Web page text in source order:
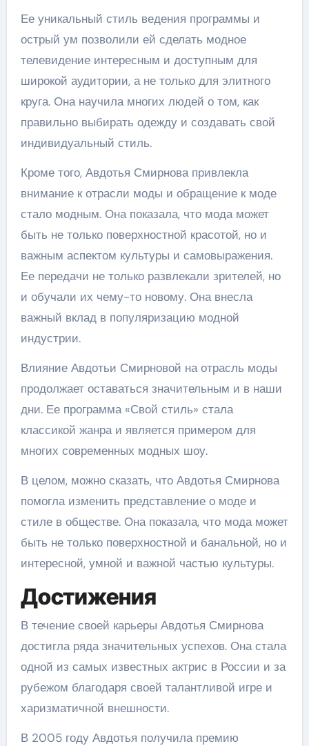
Ее уникальный стиль ведения программы и
острый ум позволили ей сделать модное
телевидение интересным и доступным для
широкой аудитории, а не только для элитного
круга. Она научила многих людей о том, как
правильно выбирать одежду и создавать свой
индивидуальный стиль.
Кроме того, Авдотья Смирнова привлекла
внимание к отрасли моды и обращение к моде
стало модным. Она показала, что мода может
быть не только поверхностной красотой, но и
важным аспектом культуры и самовыражения.
Ее передачи не только развлекали зрителей, но
и обучали их чему-то новому. Она внесла
важный вклад в популяризацию модной
индустрии.
Влияние Авдотьи Смирновой на отрасль моды
продолжает оставаться значительным и в наши
дни. Ее программа «Свой стиль» стала
классикой жанра и является примером для
многих современных модных шоу.
В целом, можно сказать, что Авдотья Смирнова
помогла изменить представление о моде и
стиле в обществе. Она показала, что мода может
быть не только поверхностной и банальной, но и
интересной, умной и важной частью культуры.
Достижения
В течение своей карьеры Авдотья Смирнова
достигла ряда значительных успехов. Она стала
одной из самых известных актрис в России и за
рубежом благодаря своей талантливой игре и
харизматичной внешности.
В 2005 году Авдотья получила премию